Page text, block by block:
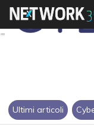
Ultimi articoli